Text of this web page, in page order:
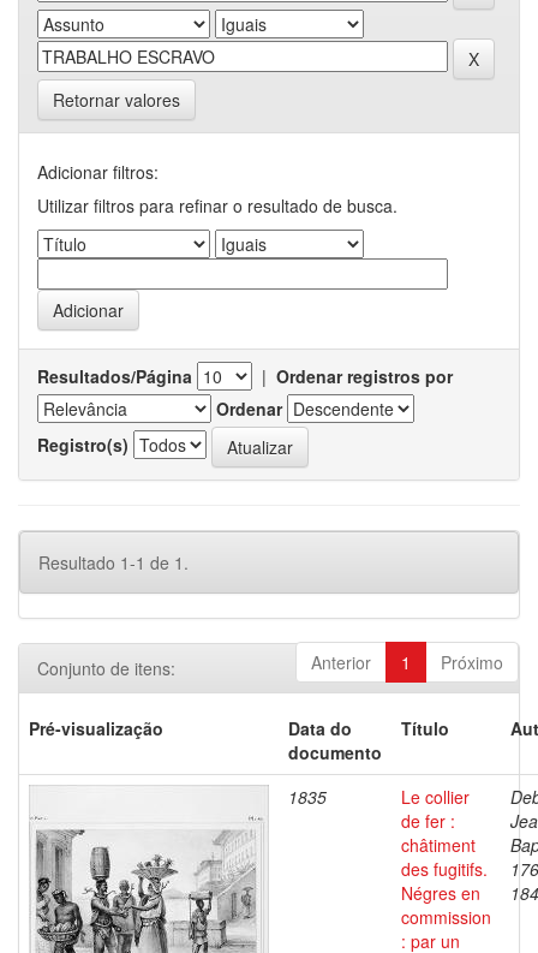
Retornar valores
Adicionar filtros:
Utilizar filtros para refinar o resultado de busca.
Resultados/Página | Ordenar registros por
Ordenar
Registro(s)
Resultado 1-1 de 1.
Anterior 1 Próximo
Conjunto de itens:
Pré-visualização
Data do
documento
Título
1835
Le collier
de fer :
châtiment
des fugitifs.
Négres en
commission
: par un